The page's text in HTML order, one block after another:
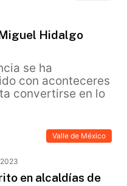
Miguel Hidalgo
se ha
con aconteceres
convertirse en lo
Valle de México
en alcaldías de